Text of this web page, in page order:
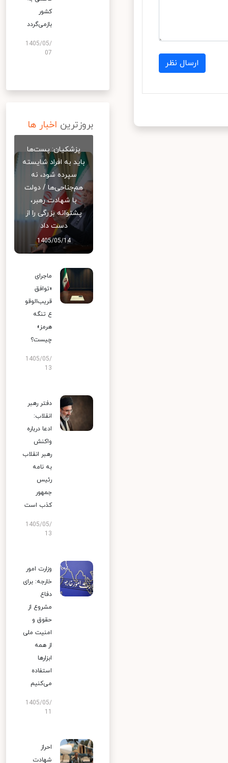
ارسال نظر
کشور
بازمی‌گردد
1405/05/
07
بروزترین اخبار ها
پزشکیان: پست‌ها
باید به افراد شایسته
سپرده شود، نه
هم‌جناحی‌ها / دولت
با شهادت رهبر،
پشتوانه بزرگی را از
دست داد
1405/05/14
ماجرای
«توافق
قریب‌الوقو
ع تنگه
هرمز»
چیست؟
1405/05/
13
دفتر رهبر
انقلاب:
ادعا درباره
واکنش
رهبر انقلاب
به نامه
رئیس
جمهور
کذب است
1405/05/
13
وزارت امور
خارجه: برای
دفاع
مشروع از
حقوق و
امنیت ملی
از همه
ابزارها
استفاده
می‌کنیم
1405/05/
احراز
شهادت